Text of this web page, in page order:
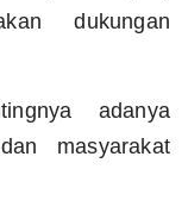
dukungan
adanya
masyarakat